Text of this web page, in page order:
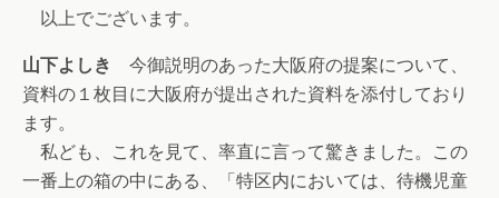
以上でございます。
山下よしき
今御説明のあった大阪府の提案について、
資料の１枚目に大阪府が提出された資料を添付しており
ます。
私ども、これを見て、率直に言って驚きました。この
一番上の箱の中にある、「特区内においては、待機児童